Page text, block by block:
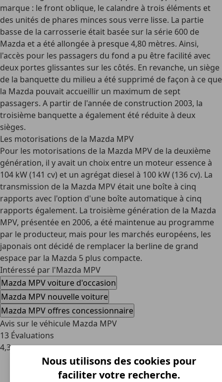
marque : le front oblique, le calandre à trois éléments et
des unités de phares minces sous verre lisse. La partie
basse de la carrosserie était basée sur la série 600 de
Mazda et a été allongée à presque 4,80 mètres. Ainsi,
l'accès pour les passagers du fond a pu être facilité avec
deux portes glissantes sur les côtés. En revanche, un siège
de la banquette du milieu a été supprimé de façon à ce que
la Mazda pouvait accueillir un maximum de sept
passagers. A partir de l'année de construction 2003, la
troisième banquette a également été réduite à deux
sièges.
Les motorisations de la Mazda MPV
Pour les motorisations de la Mazda MPV de la deuxième
génération, il y avait un choix entre un moteur essence à
104 kW (141 cv) et un agrégat diesel à 100 kW (136 cv). La
transmission de la Mazda MPV était une boîte à cinq
rapports avec l'option d'une boîte automatique à cinq
rapports également. La troisième génération de la Mazda
MPV, présentée en 2006, a été maintenue au programme
par le producteur, mais pour les marchés européens, les
japonais ont décidé de remplacer la berline de grand
espace par la Mazda 5 plus compacte.
Intéressé par l'Mazda MPV
Mazda MPV voiture d'occasion
Mazda MPV nouvelle voiture
Mazda MPV offres concessionnaire
Avis sur le véhicule Mazda MPV
13 Évaluations
4,3
Nous utilisons des cookies pour
faciliter votre recherche.